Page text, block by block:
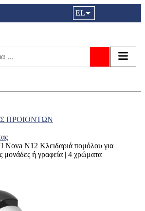
a11y.languageSelection:
EL
ΠΡΟΙΟΝΤΩΝ
N12 Κλειδαριά πομόλου για
μονάδες ή γραφεία | 4 χρώματα